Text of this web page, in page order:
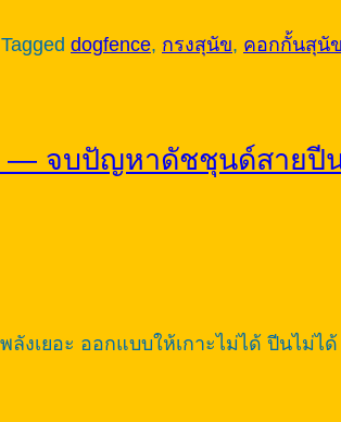
Tagged dogfence, กรงสุนัข, คอกกั้นสุนัข
— จบปัญหาดัชชุนด์สายปี
เยอะ ออกแบบให้เกาะไม่ได้ ปีนไม่ไ